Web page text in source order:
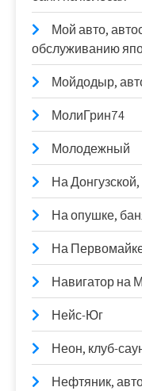
Мой авто,
обслуживанию
Мойдодыр,
МолиГрин74
Молодежный
На
На опушке,
На
Навигатор на
Нейс-Юг
Неон, клуб-
Нефтяник,